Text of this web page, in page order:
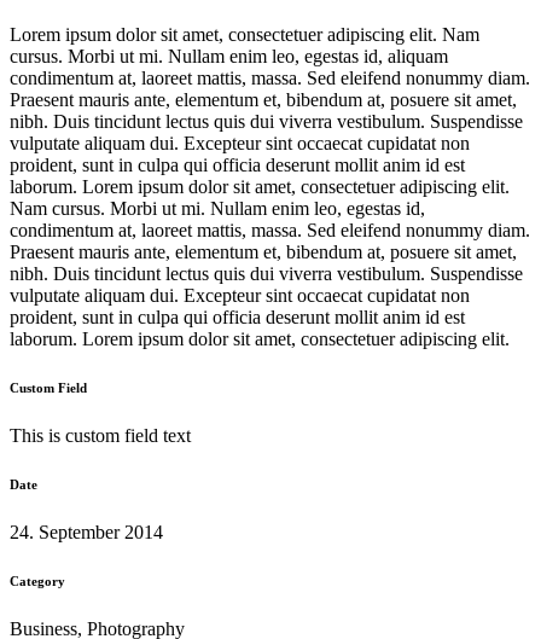
Lorem ipsum dolor sit amet, consectetuer adipiscing elit. Nam
cursus. Morbi ut mi. Nullam enim leo, egestas id, aliquam
condimentum at, laoreet mattis, massa. Sed eleifend nonummy diam.
Praesent mauris ante, elementum et, bibendum at, posuere sit amet,
nibh. Duis tincidunt lectus quis dui viverra vestibulum. Suspendisse
vulputate aliquam dui. Excepteur sint occaecat cupidatat non
proident, sunt in culpa qui officia deserunt mollit anim id est
laborum. Lorem ipsum dolor sit amet, consectetuer adipiscing elit.
Nam cursus. Morbi ut mi. Nullam enim leo, egestas id,
condimentum at, laoreet mattis, massa. Sed eleifend nonummy diam.
Praesent mauris ante, elementum et, bibendum at, posuere sit amet,
nibh. Duis tincidunt lectus quis dui viverra vestibulum. Suspendisse
vulputate aliquam dui. Excepteur sint occaecat cupidatat non
proident, sunt in culpa qui officia deserunt mollit anim id est
laborum. Lorem ipsum dolor sit amet, consectetuer adipiscing elit.
Custom Field
This is custom field text
Date
24. September 2014
Category
Business, Photography